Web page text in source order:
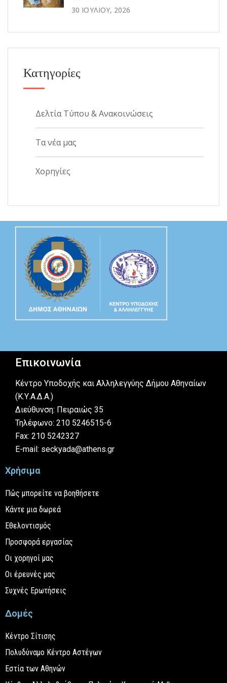
30 ΙΟΥΛΊΟΥ, 2026
Κατηγορίες
Δελτία Τύπου & Ανακοινώσεις
Τα νέα μας
Χορηγίες
Επικοινωνία
Κέντρο Υποδοχής και Αλληλεγγύης Δήμου Αθηναίων
(Κ.Υ.Α.Δ.Α.)
Διεύθυνση: Πειραιώς 35
Τηλέφωνο: 210 5246515-6
Fax: 210 5242327
E-mail: seckyada@athens.gr
Χρήσιμα
Πώς μπορείτε να βοηθήσετε
Κάντε μια δωρεά
Εθελοντισμός
Προσφορά εργασίας
Οι χορηγοί μας
Οι έρευνές μας
Συχνές Ερωτήσεις
Δομές
Κέντρο Σίτισης
Πολυδύναμο Κέντρο Αστέγων
Εστία των Αθηνών